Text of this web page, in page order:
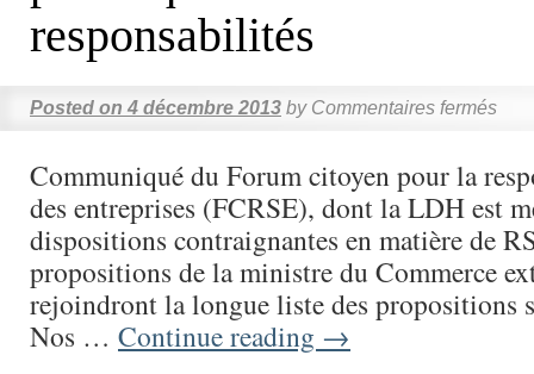
responsabilités
Posted on 4 décembre 2013 by Commentaires fermés
Communiqué du Forum citoyen pour la
des entreprises (FCRSE), dont la LDH est
dispositions contraignantes en matière de
propositions de la ministre du Commerce
rejoindront la longue liste des propositions
Nos … Continue reading →